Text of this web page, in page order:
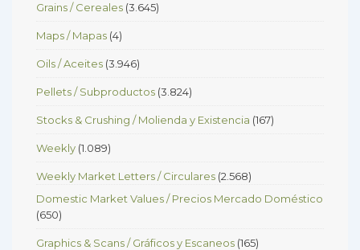
Grains / Cereales (3.645)
Maps / Mapas (4)
Oils / Aceites (3.946)
Pellets / Subproductos (3.824)
Stocks & Crushing / Molienda y Existencia (167)
Weekly (1.089)
Weekly Market Letters / Circulares (2.568)
Domestic Market Values / Precios Mercado Doméstico
(650)
Graphics & Scans / Gráficos y Escaneos (165)